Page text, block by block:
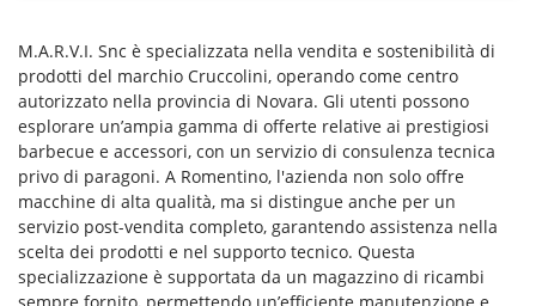
M.A.R.V.I. Snc è specializzata nella vendita e sostenibilità di
prodotti del marchio Cruccolini, operando come centro
autorizzato nella provincia di Novara. Gli utenti possono
esplorare un’ampia gamma di offerte relative ai prestigiosi
barbecue e accessori, con un servizio di consulenza tecnica
privo di paragoni. A Romentino, l'azienda non solo offre
macchine di alta qualità, ma si distingue anche per un
servizio post-vendita completo, garantendo assistenza nella
scelta dei prodotti e nel supporto tecnico. Questa
specializzazione è supportata da un magazzino di ricambi